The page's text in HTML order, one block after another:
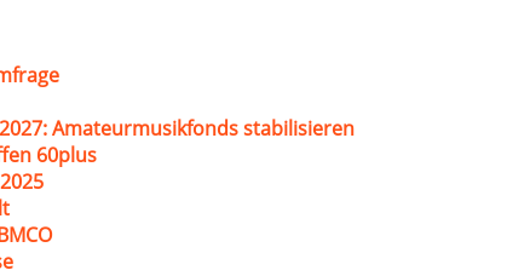
Amateurmusikfonds stabilisieren
60plus